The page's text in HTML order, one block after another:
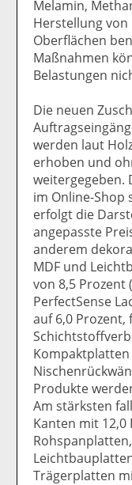
Melamin,
Herstellung
Oberflächen
Maßnahmen
Belastungen
Die neuen
werden laut
erhoben und
weitergegeben.
im Online-Shop
erfolgt die
angepasste
anderem
MDF und
von 8,5 Prozent
PerfectSense
auf 6,0
Produkte
Am stärksten
Kanten mit 12,0
Trägerplatten